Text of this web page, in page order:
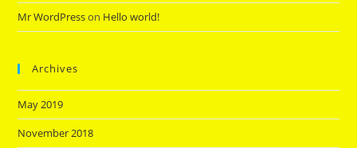
Mr WordPresson Hello world!
Archives
May 2019
November 2018